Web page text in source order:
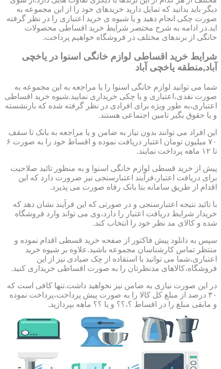
دیگر باید بدانید که تمایل دارید خریدهای خود را از این مجموعه به
صورت چکی انجام دهید و یا شیوه ی خرید اعتباری را در نظر گرفته
اید.در ادامه به شرح مختصر شرایط خرید اقساطی محصولات
خانگی از برندهای مختلف در فروشگاه خواهیم پرداخت.
شرایط خرید اقساطی لوازم خانگی اسنوا در یاخچی
آباد,منطقه یاخچی آباد
شما می توانید لوازم خانگی اسنوا را با مراجعه به این مجموعه به
صورت نقدی،اعتباری و یا چکی خریداری نمایید.شیوه خرید اقساطی
اعتباری،به طور ویژه برای افرادی در نظر گرفته شده که بازنشسته
و یا حقوق بگیر تامین اجتماعی هستند.
این افراد می توانند بدون نیاز به ضامن و یا مراجعه به بانک تا سقف
۷۰ میلیون تومان اعتبار دریافت نموده و اقساط خود را به صورت ۶
تا ۱۲ ماهه پرداخت نمایند.
پیش از خرید قسطی لوازم خانگی اسنوا و به منظور تائید صلاحیت
برای دریافت اعتبار،فرآیند اعتبارسنجی نیز ضرورت دارد که این
اقدام از طریق سامانه بتا بانک رفاه صورت می پذیرد.
با تائید نتیجه اعتبارسنجی و در صورتی که این فرآیند نشان دهد که
خریدار شرایط دریافت اعتبار را دارد،وی می تواند وارد فروشگاه
شده و کالای مد نظر خود را انتخاب کند.
سپس به دانلود پیش فاکتور از صفحه خرید قسطی اقدام نموده و
منتظر تماس کارشناسان مجموعه باشید.علاوه بر شیوه خرید
اعتباری،شما می توانید با استفاده از چک صیادی نیز از این
فروشگاه،کالاهای مدنظرتان را به صورت اقساطی خریداری کنید.
در این صورت نیازی به ضامن نیز نخواهید داشت.تنها کافی است که
۳۰ درصد از مبلغ کل کالا را به صورت پیش پرداخت،پرداخت نموده
و مابقی مبلغ را در اقساط ؟،؟؟ و یا ؟؟ ماهه بپردازید.